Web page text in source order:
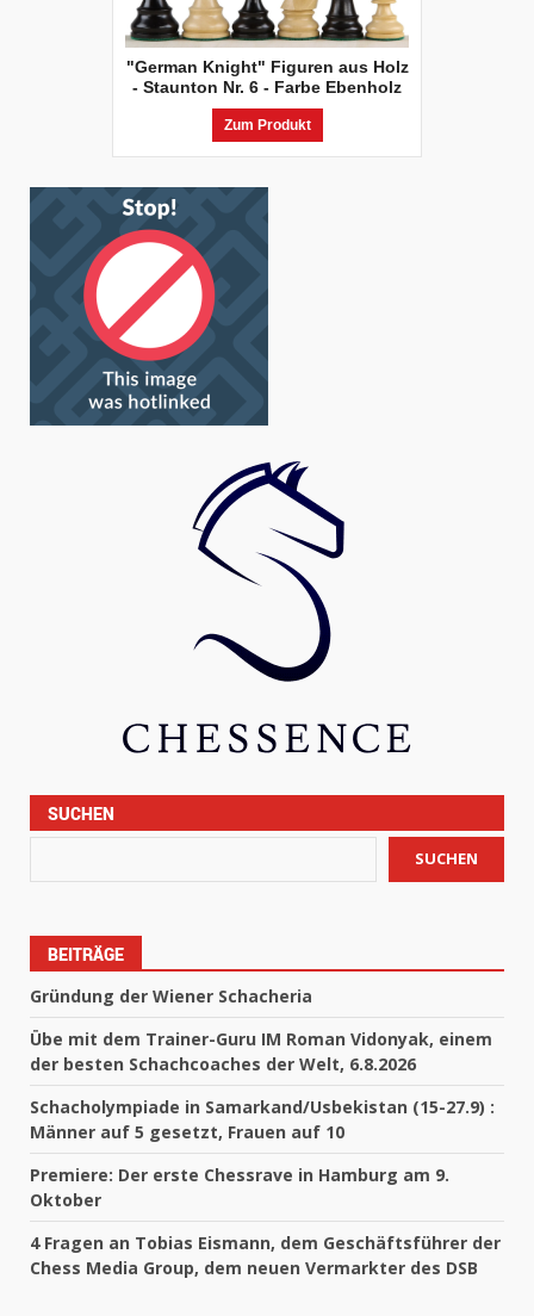
"German Knight" Figuren aus Holz
- Staunton Nr. 6 - Farbe Ebenholz
Zum Produkt
SUCHEN
SUCHEN
BEITRÄGE
Gründung der Wiener Schacheria
Übe mit dem Trainer-Guru IM Roman Vidonyak, einem
der besten Schachcoaches der Welt, 6.8.2026
Schacholympiade in Samarkand/Usbekistan (15-27.9) :
Männer auf 5 gesetzt, Frauen auf 10
Premiere: Der erste Chessrave in Hamburg am 9.
Oktober
4 Fragen an Tobias Eismann, dem Geschäftsführer der
Chess Media Group, dem neuen Vermarkter des DSB